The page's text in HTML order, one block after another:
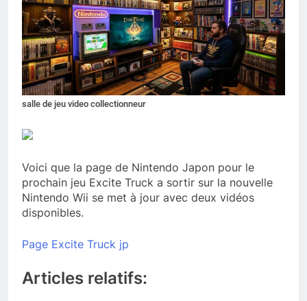
salle de jeu video collectionneur
Voici que la page de Nintendo Japon pour le
prochain jeu Excite Truck a sortir sur la nouvelle
Nintendo Wii se met à jour avec deux vidéos
disponibles.
Page Excite Truck jp
Articles relatifs: